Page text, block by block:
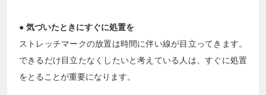
● 気づいたときにすぐに処置を
ストレッチマークの放置は時間に伴い線が目立ってきます。
できるだけ目立たなくしたいと考えている人は、すぐに処置
をとることが重要になります。